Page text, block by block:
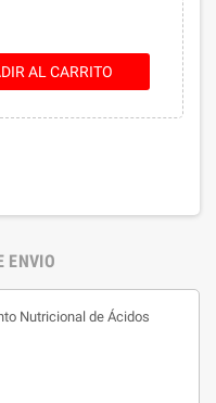
AL CARRITO
ENVIO
Nutricional de Ácidos